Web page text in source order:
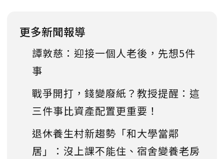
更多新聞報導
譚敦慈：迎接一個人老後，先想5件
事
戰爭開打，錢變廢紙？教授提醒：這
三件事比資產配置更重要！
退休養生村新趨勢「和大學當鄰
居」：沒上課不能住、宿舍變養老房